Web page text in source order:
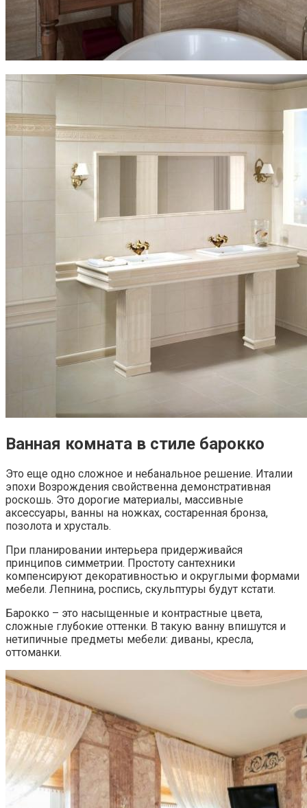
Ванная комната в стиле барокко
Это еще одно сложное и небанальное решение. Италии
эпохи Возрождения свойственна демонстративная
роскошь. Это дорогие материалы, массивные
аксессуары, ванны на ножках, состаренная бронза,
позолота и хрусталь.
При планировании интерьера придерживайся
принципов симметрии. Простоту сантехники
компенсируют декоративностью и округлыми формами
мебели. Лепнина, роспись, скульптуры будут кстати.
Барокко – это насыщенные и контрастные цвета,
сложные глубокие оттенки. В такую ванну впишутся и
нетипичные предметы мебели: диваны, кресла,
оттоманки.